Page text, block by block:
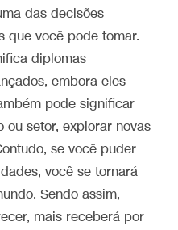
das decisões
que você pode tomar.
diplomas
embora eles
pode significar
ou setor, explorar novas
se você puder
você se tornará
Sendo assim,
mais receberá por